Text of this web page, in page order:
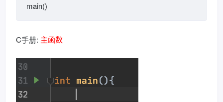
main()
C手册: 主函数